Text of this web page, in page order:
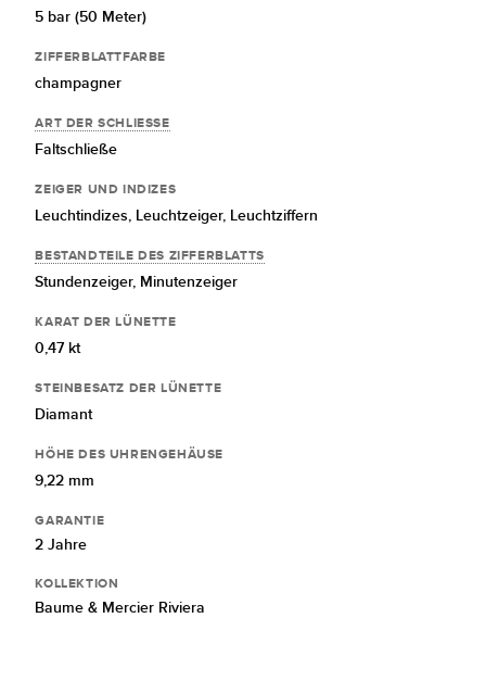
5 bar (50 Meter)
ZIFFERBLATTFARBE
champagner
ART DER SCHLIESSE
Faltschließe
ZEIGER UND INDIZES
Leuchtindizes, Leuchtzeiger, Leuchtziffern
BESTANDTEILE DES ZIFFERBLATTS
Stundenzeiger, Minutenzeiger
KARAT DER LÜNETTE
0,47 kt
STEINBESATZ DER LÜNETTE
Diamant
HÖHE DES UHRENGEHÄUSE
9,22 mm
GARANTIE
2 Jahre
KOLLEKTION
Baume & Mercier Riviera